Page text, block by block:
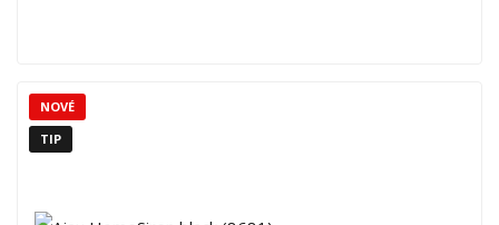
NOVÉ
TIP